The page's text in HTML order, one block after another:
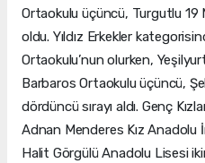
Ortaokulu üçüncü, Turgutlu 19
oldu. Yıldız Erkekler
Ortaokulu’nun olurken,
Barbaros Ortaokulu üçüncü,
dördüncü sırayı aldı. Genç
Adnan Menderes Kız
Halit Görgülü Anadolu Lisesi